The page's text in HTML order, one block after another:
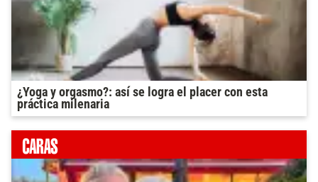
¿Yoga y orgasmo?: así se logra el placer con esta
práctica milenaria